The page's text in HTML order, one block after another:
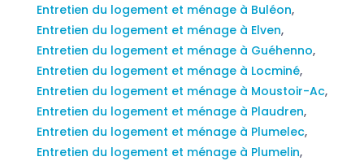
Entretien du logement et ménage à Buléon,
Entretien du logement et ménage à Elven,
Entretien du logement et ménage à Guéhenno,
Entretien du logement et ménage à Locminé,
Entretien du logement et ménage à Moustoir-Ac,
Entretien du logement et ménage à Plaudren,
Entretien du logement et ménage à Plumelec,
Entretien du logement et ménage à Plumelin,